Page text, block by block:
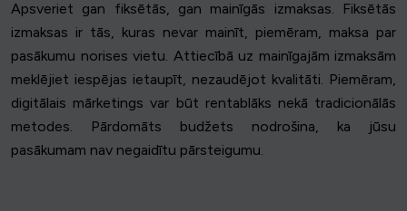
Apsveriet gan fiksētās, gan mainīgās izmaksas. Fiksētās
izmaksas ir tās, kuras nevar mainīt, piemēram, maksa par
pasākumu norises vietu. Attiecībā uz mainīgajām izmaksām
meklējiet iespējas ietaupīt, nezaudējot kvalitāti. Piemēram,
digitālais mārketings var būt rentablāks nekā tradicionālās
metodes. Pārdomāts budžets nodrošina, ka jūsu
pasākumam nav negaidītu pārsteigumu.